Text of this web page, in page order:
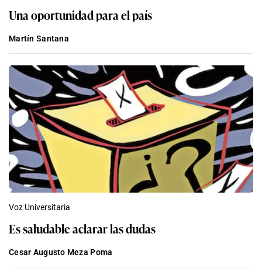
Una oportunidad para el país
Martín Santana
Voz Universitaria
Es saludable aclarar las dudas
Cesar Augusto Meza Poma